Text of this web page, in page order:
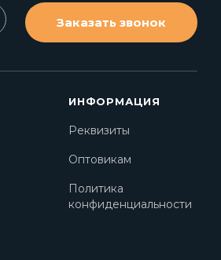
Заказать звонок
ИНФОРМАЦИЯ
Реквизиты
Оптовикам
Политика
конфиденциальности